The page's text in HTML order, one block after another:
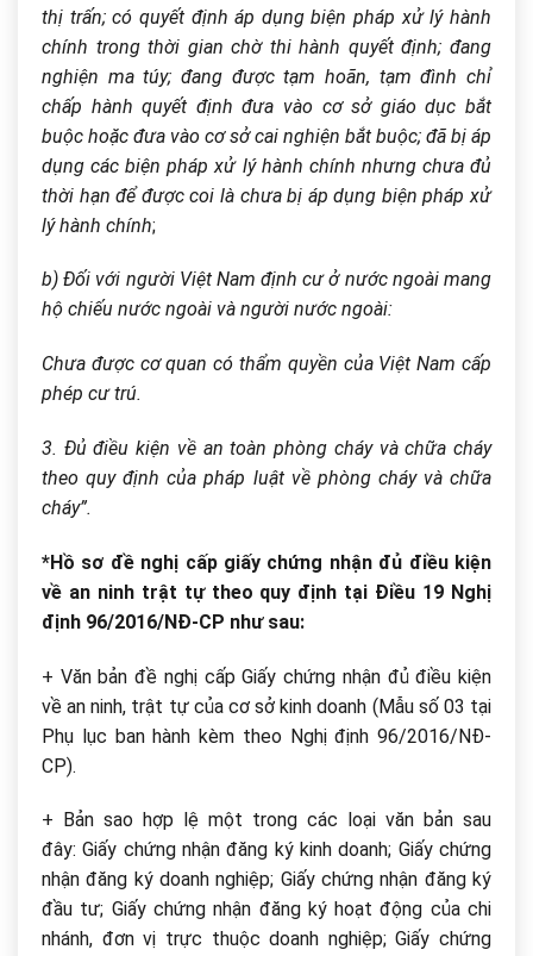
thị trấn; có quyết định áp dụng biện pháp xử lý hành
chính trong thời gian chờ thi hành quyết định; đang
nghiện ma túy; đang được tạm hoãn, tạm đình chỉ
chấp hành quyết định đưa vào cơ sở giáo dục bắt
buộc hoặc đưa vào cơ sở cai nghiện bắt buộc; đã bị áp
dụng các biện pháp xử lý hành chính nhưng chưa đủ
thời hạn để được coi là chưa bị áp dụng biện pháp xử
lý hành chính;
b) Đối với người Việt Nam định cư ở nước ngoài mang
hộ chiếu nước ngoài và người nước ngoài:
Chưa được cơ quan có thẩm quyền của Việt Nam cấp
phép cư trú.
3. Đủ điều kiện về an toàn phòng cháy và chữa cháy
theo quy định của pháp luật về phòng cháy và chữa
cháy”.
*Hồ sơ đề nghị cấp giấy chứng nhận đủ điều kiện
về an ninh trật tự theo quy định tại Điều 19 Nghị
định 96/2016/NĐ-CP như sau:
+ Văn bản đề nghị cấp Giấy chứng nhận đủ điều kiện
về an ninh, trật tự của cơ sở kinh doanh (Mẫu số 03 tại
Phụ lục ban hành kèm theo Nghị định 96/2016/NĐ-
CP).
+ Bản sao hợp lệ một trong các loại văn bản sau
đây: Giấy chứng nhận đăng ký kinh doanh; Giấy chứng
nhận đăng ký doanh nghiệp; Giấy chứng nhận đăng ký
đầu tư; Giấy chứng nhận đăng ký hoạt động của chi
nhánh, đơn vị trực thuộc doanh nghiệp; Giấy chứng